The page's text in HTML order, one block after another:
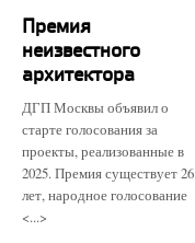
Премия
неизвестного
архитектора
ДГП Москвы объявил о
старте голосования за
проекты, реализованные в
2025. Премия существует 26
лет, народное голосование
<...>